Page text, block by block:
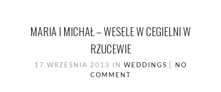
MARIA I MICHAŁ – WESELE W CEGIELNI W
RZUCEWIE
17 WRZEŚNIA 2013 IN WEDDINGS
NO
COMMENT